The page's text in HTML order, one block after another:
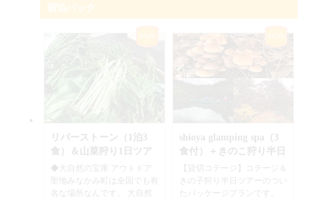
上カンパニー 〒379-1725
170-1 tel 0278-72-5086
自然でしか経験できないツア
ーを是非体験してください。
お昼のお弁当は、上州名物登
経験できないツアーを是非体
験してください。 お昼のお
弁当は、上州名物登利平とイ
ーメン(^^♪ これが山食で旨
どなたでも参加できます ・5
歳から OK
宿泊パック
リバーストーン（1泊3
食）＆山菜狩り1日ツア
ー
◆大自然の宝庫 アウトドア
聖地みなかみ町は全国でも有
名な場所なんです。 大自然
shioya glamping spa（3
食付）＋きのこ狩り半日
コース
【貸切コテージ】コテージ＆
きの子狩り半日ツアーのつい
たパッケージプランです。